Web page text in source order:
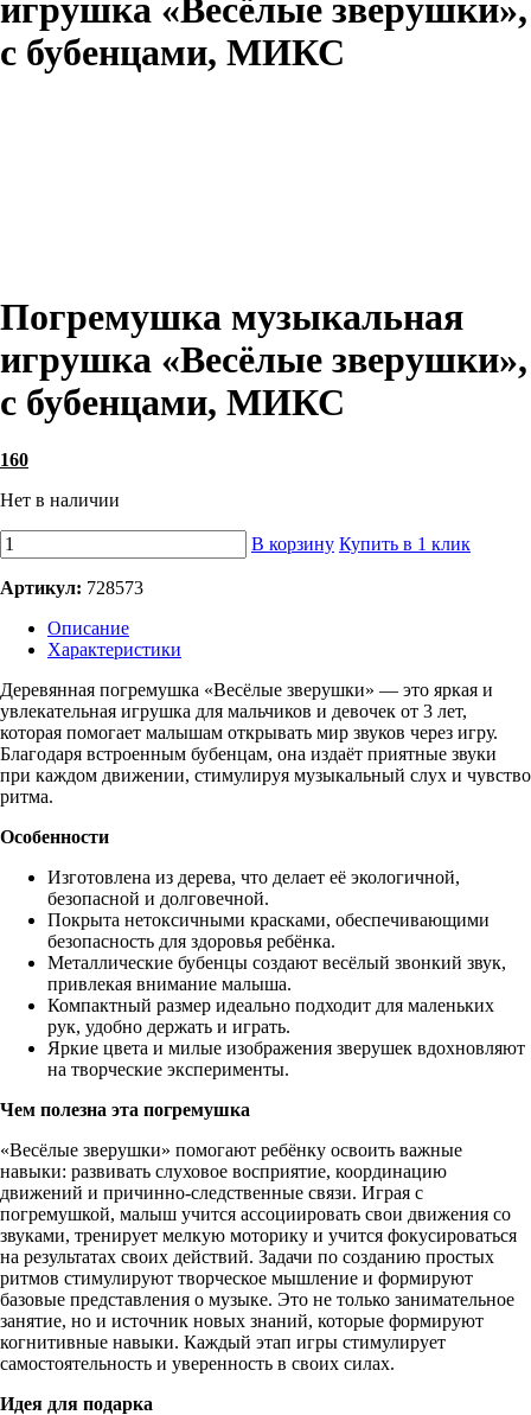
игрушка «Весёлые зверушки»,
с бубенцами, МИКС
Погремушка музыкальная
игрушка «Весёлые зверушки»,
с бубенцами, МИКС
160
Нет в наличии
В корзину Купить в 1 клик
Артикул: 728573
Описание
Характеристики
Деревянная погремушка «Весёлые зверушки» — это яркая и
увлекательная игрушка для мальчиков и девочек от 3 лет,
которая помогает малышам открывать мир звуков через игру.
Благодаря встроенным бубенцам, она издаёт приятные звуки
при каждом движении, стимулируя музыкальный слух и чувство
ритма.
Особенности
Изготовлена из дерева, что делает её экологичной,
безопасной и долговечной.
Покрыта нетоксичными красками, обеспечивающими
безопасность для здоровья ребёнка.
Металлические бубенцы создают весёлый звонкий звук,
привлекая внимание малыша.
Компактный размер идеально подходит для маленьких
рук, удобно держать и играть.
Яркие цвета и милые изображения зверушек вдохновляют
на творческие эксперименты.
Чем полезна эта погремушка
«Весёлые зверушки» помогают ребёнку освоить важные
навыки: развивать слуховое восприятие, координацию
движений и причинно-следственные связи. Играя с
погремушкой, малыш учится ассоциировать свои движения со
звуками, тренирует мелкую моторику и учится фокусироваться
на результатах своих действий. Задачи по созданию простых
ритмов стимулируют творческое мышление и формируют
базовые представления о музыке. Это не только занимательное
занятие, но и источник новых знаний, которые формируют
когнитивные навыки. Каждый этап игры стимулирует
самостоятельность и уверенность в своих силах.
Идея для подарка